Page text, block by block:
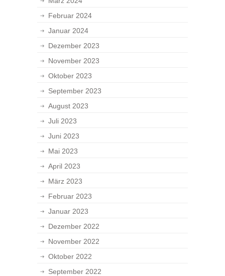
Februar 2024
Januar 2024
Dezember 2023
November 2023
Oktober 2023
September 2023
August 2023
Juli 2023
Juni 2023
Mai 2023
April 2023
März 2023
Februar 2023
Januar 2023
Dezember 2022
November 2022
Oktober 2022
September 2022